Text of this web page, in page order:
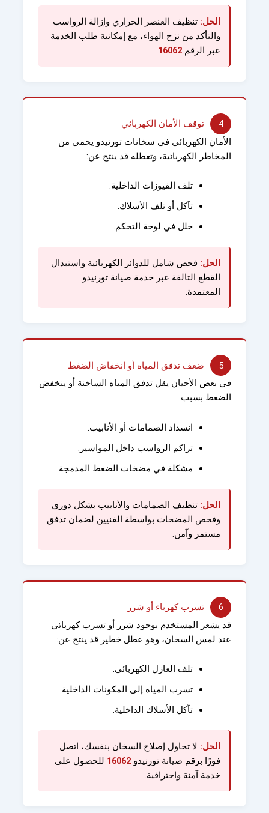
الحل: تنظيف العنصر الحراري وإزالة الرواسب
والتأكد من نزح الهواء، مع إمكانية طلب الخدمة
عبر الرقم 16062
.
4
توقف الأمان الكهربائي
الأمان الكهربائي في سخانات تورنيدو يحمي من
المخاطر الكهربائية، وتعطله قد ينتج عن:
تلف الفيوزات الداخلية.
تآكل أو تلف الأسلاك.
خلل في لوحة التحكم.
الحل: فحص شامل للدوائر الكهربائية واستبدال
القطع التالفة عبر خدمة صيانة تورنيدو
المعتمدة.
5
ضعف تدفق المياه أو انخفاض الضغط
في بعض الأحيان يقل تدفق المياه الساخنة أو ينخفض
الضغط بسبب:
انسداد الصمامات أو الأنابيب.
تراكم الرواسب داخل المواسير.
مشكلة في مضخات الضغط المدمجة.
الحل: تنظيف الصمامات والأنابيب بشكل دوري
وفحص المضخات بواسطة الفنيين لضمان تدفق
مستمر وآمن.
6
تسرب كهرباء أو شرر
قد يشعر المستخدم بوجود شرر أو تسرب كهربائي
عند لمس السخان، وهو عطل خطير قد ينتج عن:
تلف العازل الكهربائي.
تسرب المياه إلى المكونات الداخلية.
تآكل الأسلاك الداخلية.
الحل: لا تحاول إصلاح السخان بنفسك، اتصل
فورًا برقم صيانة تورنيدو 16062 للحصول على
خدمة آمنة واحترافية.